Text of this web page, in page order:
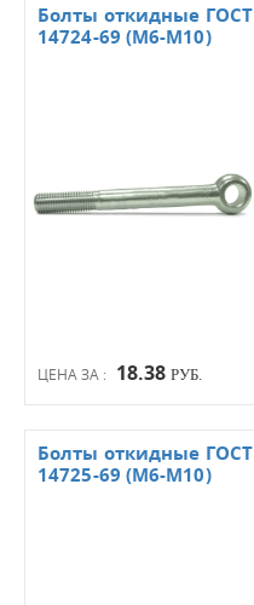
ЦЕНА ЗА : 18.38 РУБ.
Болты откидные ГОСТ
14724-69 (М6-М10)
Болты откидные ГОСТ
14725-69 (М6-М10)